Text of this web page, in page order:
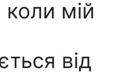
мій
від